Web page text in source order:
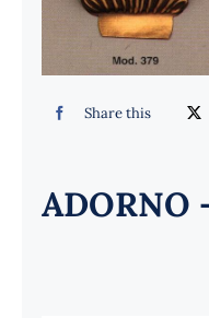
CONTACTO
Share this
ADORNO